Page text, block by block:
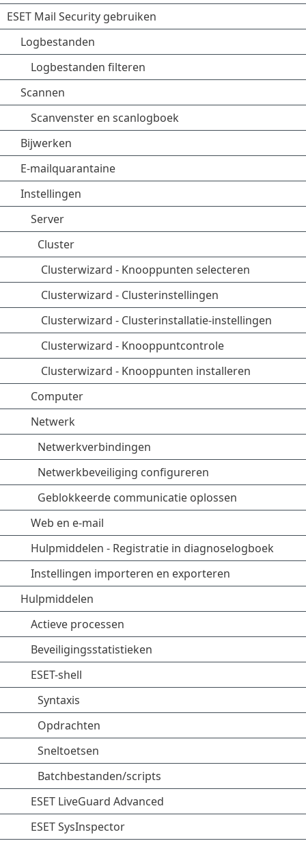
ESET Mail Security gebruiken
Logbestanden
Logbestanden filteren
Scannen
Scanvenster en scanlogboek
Bijwerken
E-mailquarantaine
Instellingen
Server
Cluster
Clusterwizard - Knooppunten selecteren
Clusterwizard - Clusterinstellingen
Clusterwizard - Clusterinstallatie-instellingen
Clusterwizard - Knooppuntcontrole
Clusterwizard - Knooppunten installeren
Computer
Netwerk
Netwerkverbindingen
Netwerkbeveiliging configureren
Geblokkeerde communicatie oplossen
Web en e-mail
Hulpmiddelen - Registratie in diagnoselogboek
Instellingen importeren en exporteren
Hulpmiddelen
Actieve processen
Beveiligingsstatistieken
ESET-shell
Syntaxis
Opdrachten
Sneltoetsen
Batchbestanden/scripts
ESET LiveGuard Advanced
ESET SysInspector